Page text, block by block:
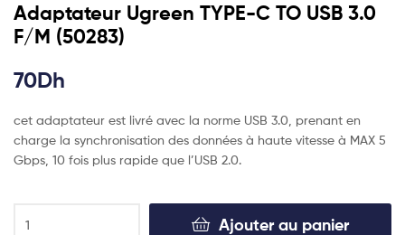
Adaptateur Ugreen TYPE-C TO USB 3.0
F/M (50283)
70Dh
cet adaptateur est livré avec la norme USB 3.0, prenant en
charge la synchronisation des données à haute vitesse à MAX 5
Gbps, 10 fois plus rapide que l’USB 2.0.
Ajouter au panier